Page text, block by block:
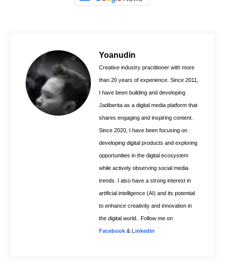
k
r
e
s
t
h
A
p
p
Yoanudin
Creative industry practitioner with more
than 20 years of experience. Since 2011,
I have been building and developing
Jadiberita as a digital media platform that
shares engaging and inspiring content.
Since 2020, I have been focusing on
developing digital products and exploring
opportunities in the digital ecosystem
while actively observing social media
trends. I also have a strong interest in
artificial intelligence (AI) and its potential
to enhance creativity and innovation in
the digital world.. Follow me on
Facebook & Linkedin